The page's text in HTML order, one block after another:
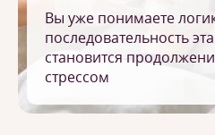
Вы уже понимаете
последовательность
становится
стрессом